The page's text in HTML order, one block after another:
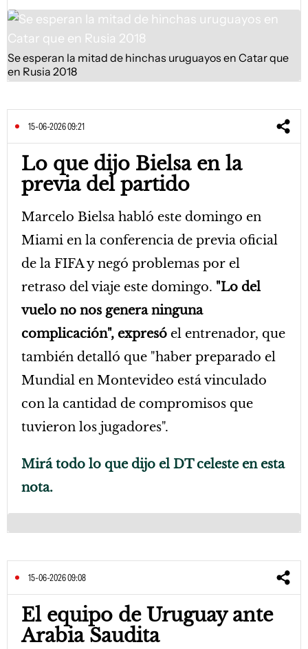
Se esperan la mitad de hinchas uruguayos en Catar que
en Rusia 2018
15-06-2026 09:21
Lo que dijo Bielsa en la
previa del partido
Marcelo Bielsa habló este domingo en
Miami en la conferencia de previa oficial
de la FIFA y negó problemas por el
retraso del viaje este domingo. "Lo del
vuelo no nos genera ninguna
complicación", expresó el entrenador, que
también detalló que "haber preparado el
Mundial en Montevideo está vinculado
con la cantidad de compromisos que
tuvieron los jugadores".
Mirá todo lo que dijo el DT celeste en esta
nota.
15-06-2026 09:08
El equipo de Uruguay ante
Arabia Saudita